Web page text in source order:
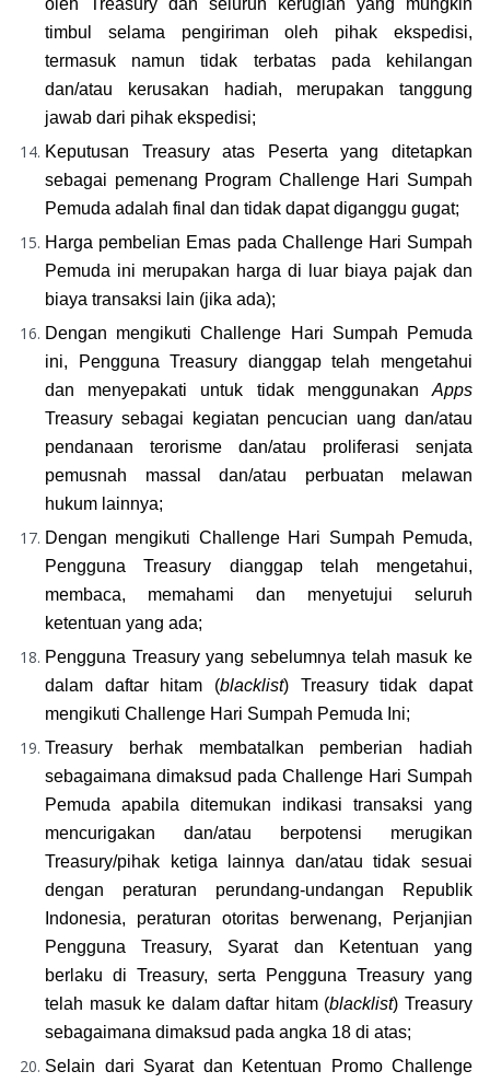
oleh Treasury dan seluruh kerugian yang mungkin
timbul selama pengiriman oleh pihak ekspedisi,
termasuk namun tidak terbatas pada kehilangan
dan/atau kerusakan hadiah, merupakan tanggung
jawab dari pihak ekspedisi;
Keputusan Treasury atas Peserta yang ditetapkan
sebagai pemenang Program Challenge Hari Sumpah
Pemuda adalah final dan tidak dapat diganggu gugat;
Harga pembelian Emas pada Challenge Hari Sumpah
Pemuda ini merupakan harga di luar biaya pajak dan
biaya transaksi lain (jika ada);
Dengan mengikuti Challenge Hari Sumpah Pemuda
ini, Pengguna Treasury dianggap telah mengetahui
dan menyepakati untuk tidak menggunakan
Treasury sebagai kegiatan pencucian uang dan/atau
pendanaan terorisme dan/atau proliferasi senjata
pemusnah massal dan/atau perbuatan melawan
hukum lainnya;
Dengan mengikuti Challenge Hari Sumpah Pemuda,
Pengguna Treasury dianggap telah mengetahui,
membaca, memahami dan menyetujui seluruh
ketentuan yang ada;
Pengguna Treasury yang sebelumnya telah masuk ke
dalam daftar hitam (blacklist) Treasury tidak dapat
mengikuti Challenge Hari Sumpah Pemuda Ini;
Treasury berhak membatalkan pemberian hadiah
sebagaimana dimaksud pada Challenge Hari Sumpah
Pemuda apabila ditemukan indikasi transaksi yang
mencurigakan dan/atau berpotensi merugikan
Treasury/pihak ketiga lainnya dan/atau tidak sesuai
dengan peraturan perundang-undangan Republik
Indonesia, peraturan otoritas berwenang, Perjanjian
Pengguna Treasury, Syarat dan Ketentuan yang
berlaku di Treasury, serta Pengguna Treasury yang
telah masuk ke dalam daftar hitam (blacklist) Treasury
sebagaimana dimaksud pada angka 18 di atas;
Selain dari Syarat dan Ketentuan Promo Challenge